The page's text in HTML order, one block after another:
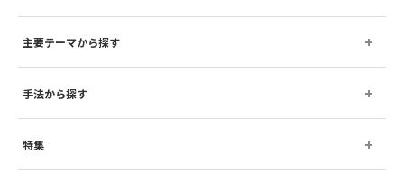
主要テーマから探す
手法から探す
特集